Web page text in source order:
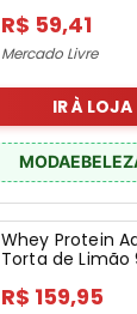
R$ 59,41
Mercado Livre
IR À LOJA
Whey Protein
Torta de Limão
R$ 159,95